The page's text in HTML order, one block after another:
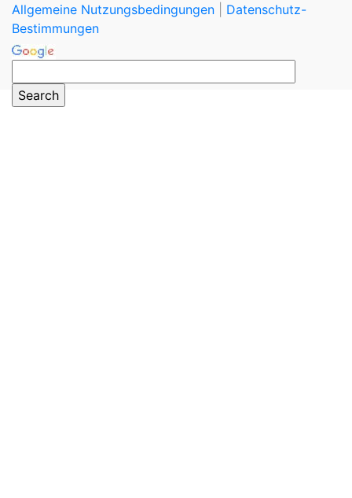
Allgemeine Nutzungsbedingungen
Datenschutz-
Bestimmungen